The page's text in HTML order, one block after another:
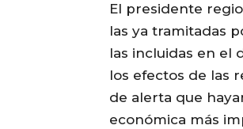
El presidente
las ya tramitadas
las incluidas en el
los efectos de las
de alerta que
económica más